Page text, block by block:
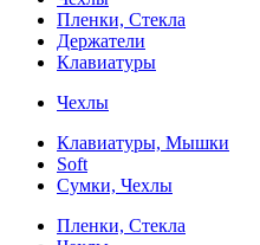
Пленки, Стекла
Держатели
Клавиатуры
Чехлы
Клавиатуры, Мышки
Soft
Сумки, Чехлы
Пленки, Стекла